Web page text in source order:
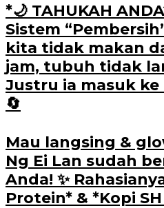
*🌙 TAHUKAH
Sistem
kita tidak makan
jam, tubuh tidak
Justru ia masuk
🔄
Mau langsing &
Ng Ei Lan sudah
Anda! ✨
Protein* & *Kopi